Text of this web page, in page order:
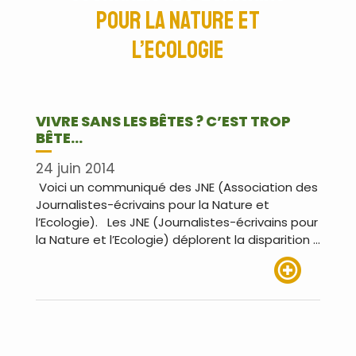
pour la Nature et
l’Ecologie
VIVRE SANS LES BÊTES ? C’EST TROP
BÊTE…
24 juin 2014
Voici un communiqué des JNE (Association des
Journalistes-écrivains pour la Nature et
l’Ecologie). Les JNE (Journalistes-écrivains pour
la Nature et l’Ecologie) déplorent la disparition …